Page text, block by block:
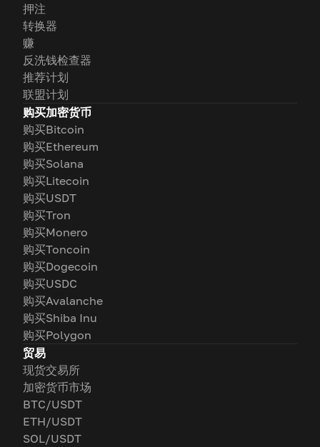
押注
转换器
赚
反洗钱检查器
推荐计划
联盟计划
购买加密货币
购买Bitcoin
购买Ethereum
购买Solana
购买Litecoin
购买USDT
购买Tron
购买Monero
购买Toncoin
购买Dogecoin
购买USDC
购买Avalanche
购买Shiba Inu
购买Polygon
贸易
现货交易所
加密货币市场
BTC/USDT
ETH/USDT
SOL/USDT